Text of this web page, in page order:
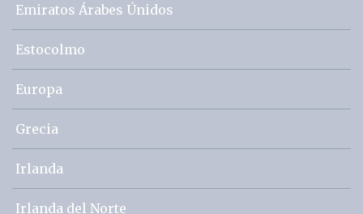
Emiratos Árabes Únidos
Estocolmo
Europa
Grecia
Irlanda
Irlanda del Norte